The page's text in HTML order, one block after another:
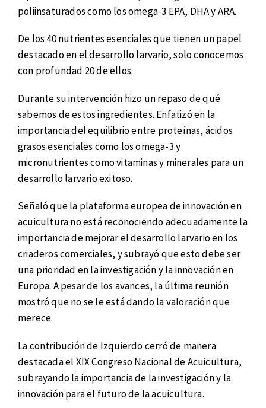
poliinsaturados como los omega-3 EPA, DHA y ARA.
De los 40 nutrientes esenciales que tienen un papel
destacado en el desarrollo larvario, solo conocemos
con profundad 20 de ellos.
Durante su intervención hizo un repaso de qué
sabemos de estos ingredientes. Enfatizó en la
importancia del equilibrio entre proteínas, ácidos
grasos esenciales como los omega-3 y
micronutrientes como vitaminas y minerales para un
desarrollo larvario exitoso.
Señaló que la plataforma europea de innovación en
acuicultura no está reconociendo adecuadamente la
importancia de mejorar el desarrollo larvario en los
criaderos comerciales, y subrayó que esto debe ser
una prioridad en la investigación y la innovación en
Europa. A pesar de los avances, la última reunión
mostró que no se le está dando la valoración que
merece.
La contribución de Izquierdo cerró de manera
destacada el XIX Congreso Nacional de Acuicultura,
subrayando la importancia de la investigación y la
innovación para el futuro de la acuicultura.